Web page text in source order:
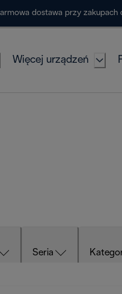
dostawa przy zakupach
Więcej urządzeń
Seria